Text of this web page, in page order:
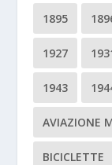
1895
1927
1943
AVIAZIONE
BICICLETTE